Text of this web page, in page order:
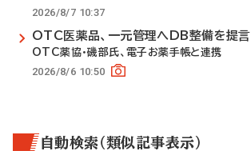
2026/8/7 10:37
OTC医薬品、一元管理へDB整備を提言
OTC薬協・磯部氏、電子お薬手帳と連携
2026/8/6 10:50
自動検索（類似記事表示）